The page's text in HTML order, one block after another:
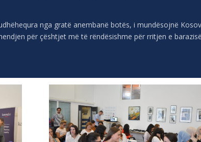
nga gratë anembanë botës, i mundësojnë
për çështjet më të rëndësishme për rritjen e